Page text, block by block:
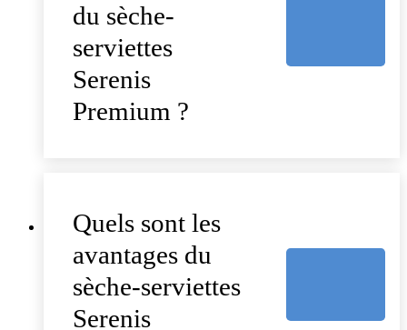
du sèche-
serviettes
Serenis
Premium ?
Quels sont les
avantages du
sèche-serviettes
Serenis